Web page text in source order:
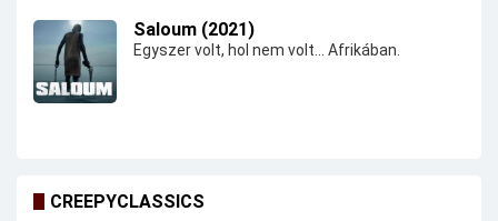
Saloum (2021)
Egyszer volt, hol nem volt... Afrikában.
CREEPYCLASSICS